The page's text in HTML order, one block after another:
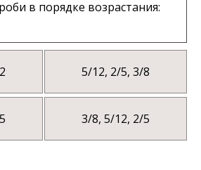
в порядке возрастания:
5/12, 2/5, 3/8
3/8, 5/12, 2/5